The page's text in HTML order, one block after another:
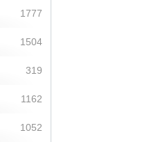
1777
1504
319
1162
1052